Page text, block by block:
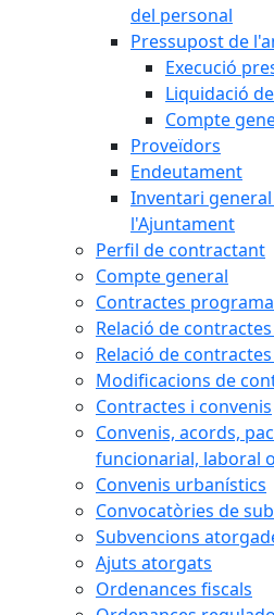
del personal
Pressupost de
Execució
Liquidació
Compte
Proveïdors
Endeutament
Inventari
l'Ajuntament
Perfil de contractant
Compte general
Contractes
Relació de
Relació de
Modificacions de
Contractes i convenis
Convenis, acords,
funcionarial, laboral
Convenis urbanístics
Convocatòries de
Subvencions
Ajuts atorgats
Ordenances fiscals